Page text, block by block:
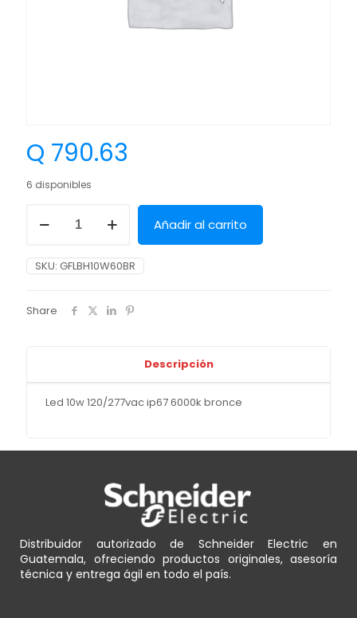
Q 790.63
6 disponibles
Añadir al carrito
SKU: GFLBH10W60BR
Share
Descripción
Led 10w 120/277vac ip67 6000k bronce
Distribuidor autorizado de Schneider Electric en
Guatemala, ofreciendo productos originales, asesoría
técnica y entrega ágil en todo el país.